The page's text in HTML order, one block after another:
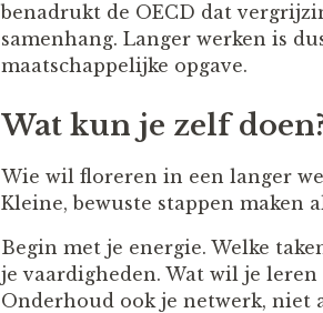
benadrukt de OECD dat
samenhang. Langer werken is
maatschappelijke opgave.
Wat kun je zelf
Wie wil floreren in een langer
Kleine, bewuste stappen maken
Begin met je energie. Welke
je vaardigheden. Wat wil je
Onderhoud ook je netwerk, niet